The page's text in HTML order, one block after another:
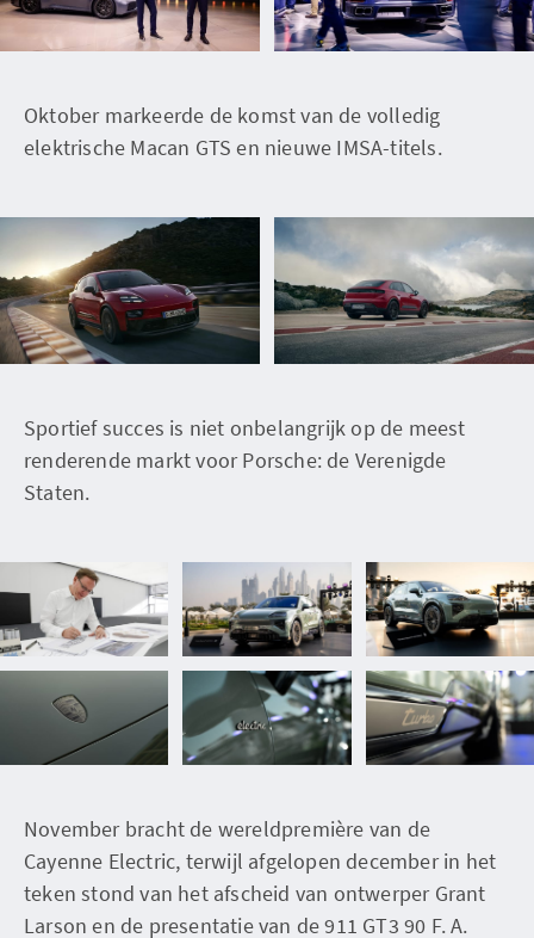
Oktober markeerde de komst van de volledig
elektrische Macan GTS en nieuwe IMSA-titels.
Sportief succes is niet onbelangrijk op de meest
renderende markt voor Porsche: de Verenigde
Staten.
November bracht de wereldpremière van de
Cayenne Electric, terwijl afgelopen december in het
teken stond van het afscheid van ontwerper Grant
Larson en de presentatie van de 911 GT3 90 F. A.